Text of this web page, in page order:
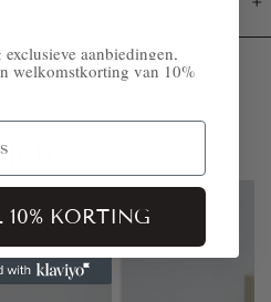
ons een berichtje.
aanbiedingen,
welkomstkorting van 10%
KORTING